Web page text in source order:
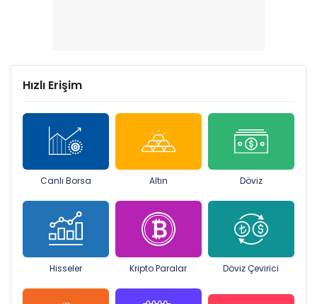
Hızlı Erişim
Canlı Borsa Altın Döviz
Hisseler Kripto Paralar Döviz Çevirici